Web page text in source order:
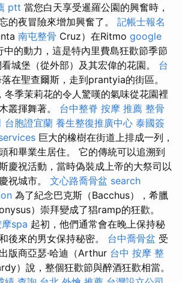
ptt 當您白天享受暹羅公園的興奮時，
的夜冒險來增加興奮了。 記帳士報名
南屯整骨 Cruz）在Ritmo google
的動力，這是特內里費島狂歡節季節
城堡（從外部）及其宏偉的花園。 台
在聖查爾斯，走到prantyia的街區。
冬季茉莉花的令人驚嘆的氣味從花園裡
叢揮舞著。 台中整脊 按摩 推薦 整骨
台胞證宜蘭 養生整復推廣中心 泰國簽
巨大的橡樹在街道上排成一列，
和畢業生居住。 它的傳統可以追溯到
慶祝活動，當時偽裝成上帝的大祭司以
祝城市。 文心路喬骨盆 search
為了紀念巴克斯（Bacchus），希臘
）崇拜變成了猖ramp的狂歡。
spa 起初，他們通常會在晚上保持秘
後來的男女保持秘密。 台中喬骨盆 受
版商亞瑟·哈迪（Arthur 台中 按摩 整
）說，整個狂歡節與醉酒狂歡相當。